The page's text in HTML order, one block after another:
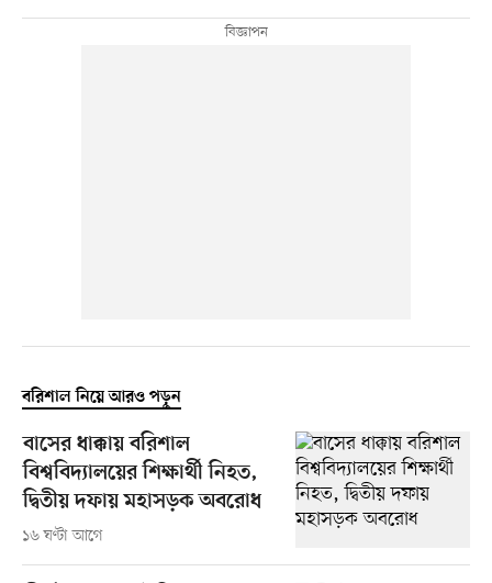
বরিশাল নিয়ে আরও পড়ুন
বাসের ধাক্কায় বরিশাল
বিশ্ববিদ্যালয়ের শিক্ষার্থী নিহত,
দ্বিতীয় দফায় মহাসড়ক অবরোধ
১৬ ঘণ্টা আগে